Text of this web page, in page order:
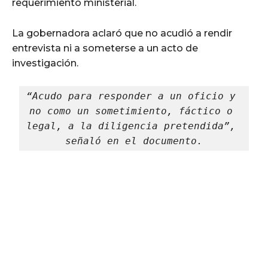
requerimiento ministerial.
La gobernadora aclaró que no acudió a rendir
entrevista ni a someterse a un acto de
investigación.
“Acudo para responder a un oficio y
no como un sometimiento, fáctico o
legal, a la diligencia pretendida”,
señaló en el documento.